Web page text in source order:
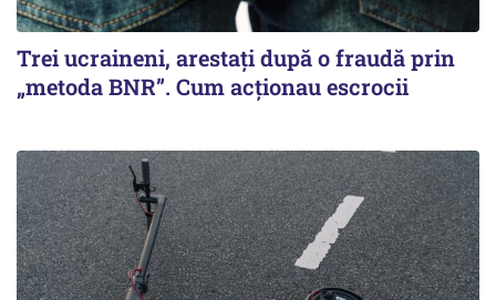
Trei ucraineni, arestați după o fraudă prin
„metoda BNR”. Cum acționau escrocii